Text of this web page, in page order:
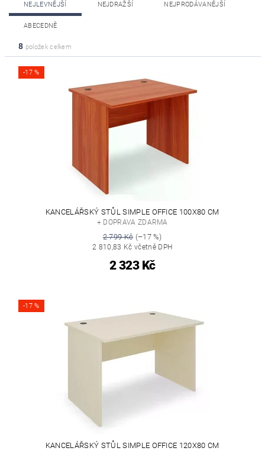
NEJLEVNĚJŠÍ NEJDRAŽŠÍ NEJPRODÁVANĚJŠÍ
ABECEDNĚ
8 položek celkem
-17 %
KANCELÁŘSKÝ STŮL SIMPLE OFFICE 100X80 CM
+ DOPRAVA ZDARMA
2 799 Kč(–17 %)
2 810,83 Kč včetně DPH
2 323 Kč
-17 %
KANCELÁŘSKÝ STŮL SIMPLE OFFICE 120X80 CM